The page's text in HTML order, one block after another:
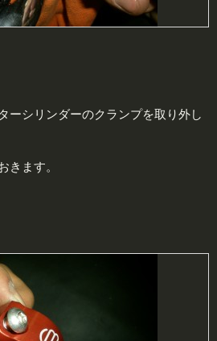
ーシリンダーのクランプを取り外し
きます。